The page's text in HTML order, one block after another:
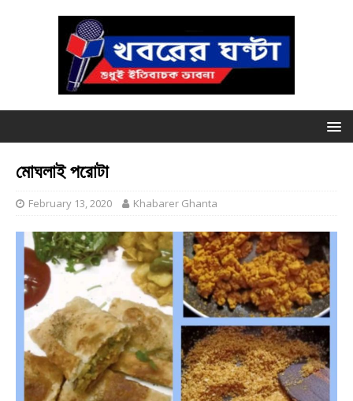
মোঘলাই পরোটা
February 13, 2020 Khabarer Ghanta